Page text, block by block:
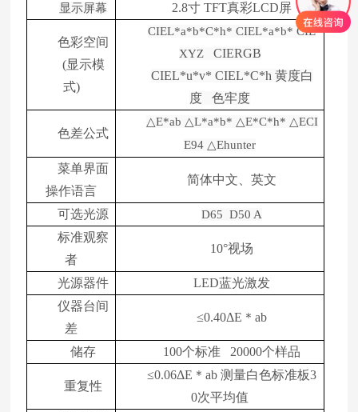
显示屏幕 2.8寸 TFT真彩LCD屏
色彩空间
(显示模
式)
CIEL*a*b*C*h* CIEL*a*b* CIE
XYZ CIERGB
CIEL*u*v* CIEL*C*h 黄度白
度 色牢度
色差公式
△E*ab △L*a*b* △E*C*h* △ECI
E94 △Ehunter
菜单界面
操作语言
简体中文、英文
可选光源 D65 D50 A
标准观察
者
10°视场
光源器件
LED蓝光激发
仪器台间
差
≤0.40ΔE＊ab
储存 100个标准 20000个样品
重复性
≤0.06ΔE＊ab 测量白色标准板3
0次平均值